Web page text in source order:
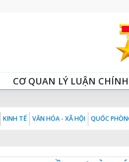
CƠ QUAN LÝ LUẬN
KINH TẾ VĂN HÓA - XÃ HỘI QUỐC